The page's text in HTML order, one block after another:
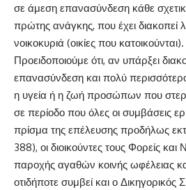
σε άμεση επανασύνδεση κάθε
πρώτης ανάγκης, που έχει
νοικοκυριά (οικίες που κατοικούνται).
Προειδοποιούμε ότι, αν υπάρξει
επανασύνδεση και πολύ
η υγεία ή η ζωή προσώπων που
σε περίοδο που όλες οι συμβάσεις
πρίσμα της επέλευσης προδήλως
388), οι διοικούντες τους Φορείς
παροχής αγαθών κοινής ωφέλειας
οτιδήποτε συμβεί και ο